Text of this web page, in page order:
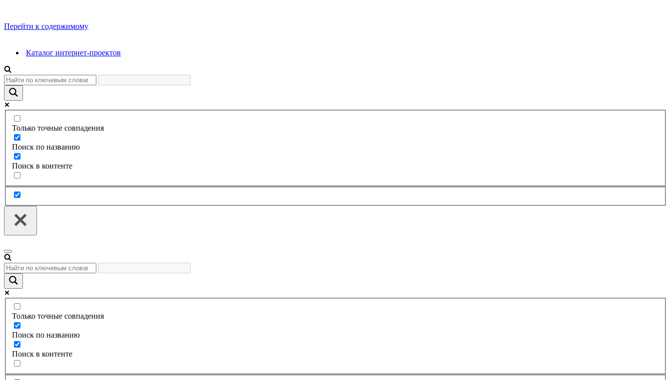
Перейти к содержимому
Каталог интернет-проектов
Только точные совпадения
Поиск по названию
Поиск в контенте
Меню
навигации
Только точные совпадения
Поиск по названию
Поиск в контенте